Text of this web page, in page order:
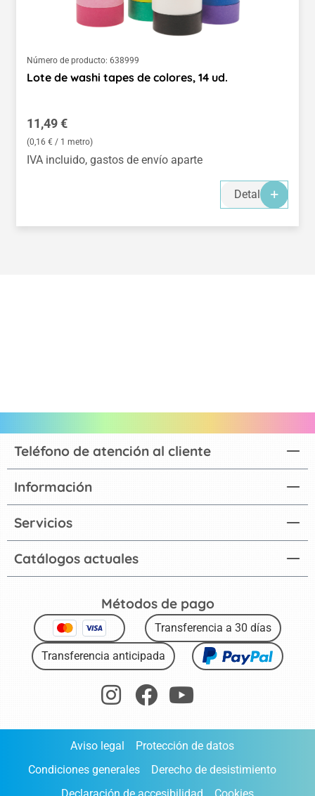
Número de producto: 638999
Lote de washi tapes de colores, 14 ud.
Precio normal:
11,49 €
(0,16 € / 1 metro)
IVA incluido, gastos de envío aparte
Detalles
Catálogos actuales
Teléfono de atención al cliente
Información
Servicios
Métodos de pago
Transferencia a 30 días
Transferencia anticipada
Aviso legal
Protección de datos
Condiciones generales
Derecho de desistimiento
Declaración de accesibilidad
Cookies